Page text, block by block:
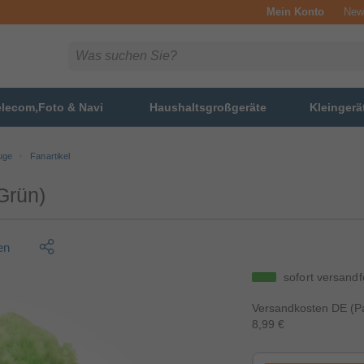
Mein Konto
& Navi Haushaltsgroßgeräte
Fanartikel
sofort
Versandkosten DE
8,99 €